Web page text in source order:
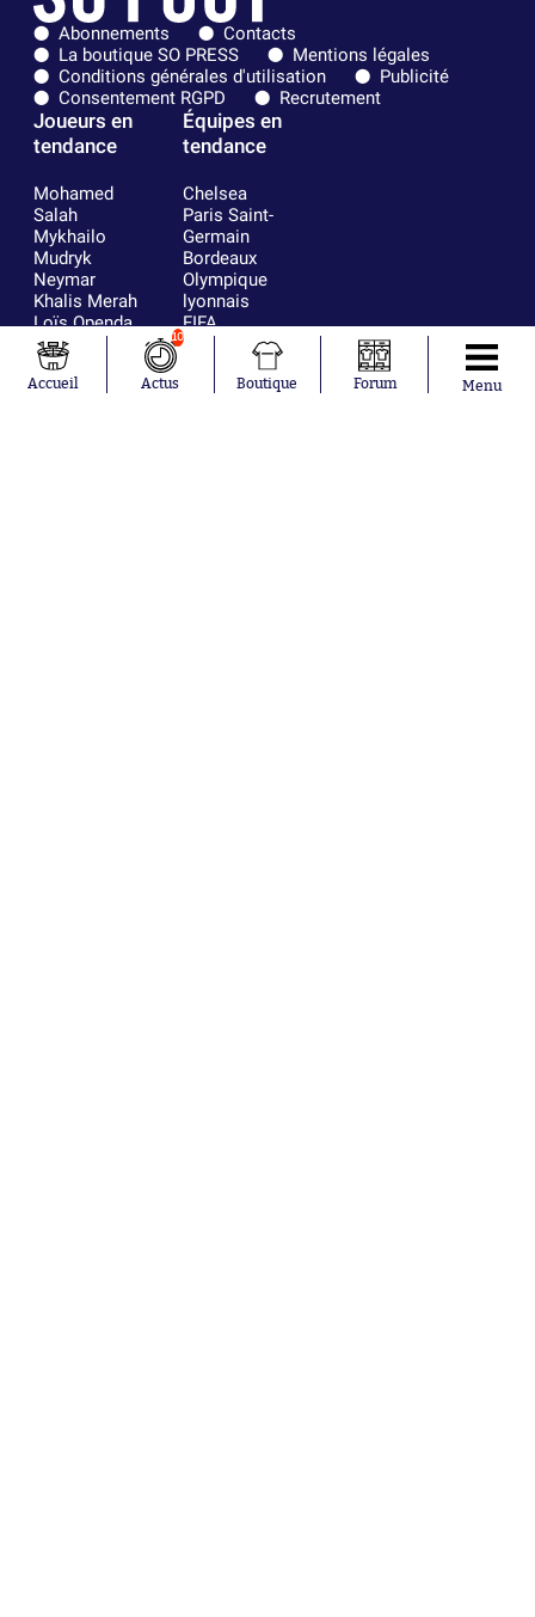
Abonnements
Contacts
La boutique SO PRESS
Mentions légales
Conditions générales d'utilisation
Publicité
Consentement RGPD
Recrutement
Joueurs en
tendance
Mohamed
Salah
Mykhailo
Mudryk
Neymar
Khalis Merah
Loïs Openda
Moussa
Niakhaté
Nicolás
Équipes en
tendance
Chelsea
Paris Saint-
Germain
Bordeaux
Olympique
lyonnais
FIFA
Real Madrid
RC Strasbourg
AC Milan
Accueil
10
Actus Boutique Forum Menu